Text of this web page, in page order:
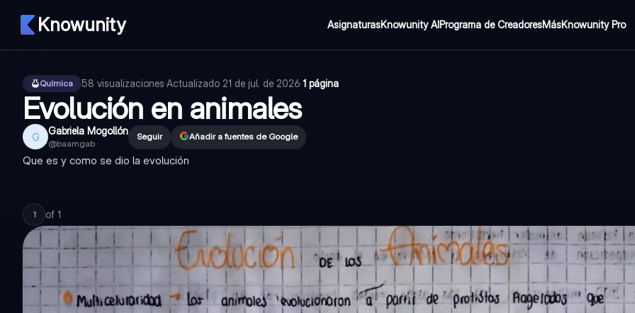
Knowunity AsignaturasKnowunity AIPrograma de CreadoresMásKnowunity Pro
Química 58 visualizaciones·Actualizado 21 de jul. de 2026·1 página
Evolución en animales
G Gabriela Mogollón
@baamgab
Seguir Añadir a fuentes de Google
Que es y como se dio la evolución
1 of 1